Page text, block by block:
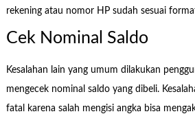
rekening atau nomor HP sudah sesuai
Cek Nominal Saldo
Kesalahan lain yang umum dilakukan
mengecek nominal saldo yang dibeli.
fatal karena salah mengisi angka bisa